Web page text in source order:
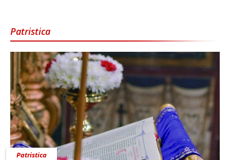
Patristica
Patristica